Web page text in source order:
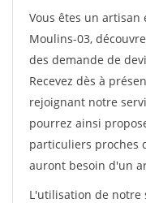
Vous êtes un artisan
Moulins-03,
des demande de
Recevez dès à
rejoignant notre
pourrez ainsi
particuliers proches
auront besoin d'un
L'utilisation de notre